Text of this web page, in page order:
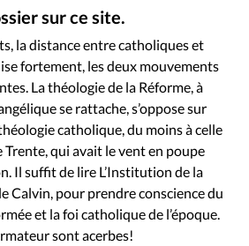
Actualité chrétienne
Chronique
Culture
Foi Génération réveil
Monde
Relations Aujourd'hui
des Eglises
Trait d'Ixène
sur ce site.
la distance entre catholiques et
fortement, les deux mouvements
La théologie de la Réforme, à
se rattache, s’oppose sur
catholique, du moins à celle
Trente, qui avait le vent en poupe
Il suffit de lire L’Institution de la
Calvin, pour prendre conscience du
et la foi catholique de l’époque.
sont acerbes!